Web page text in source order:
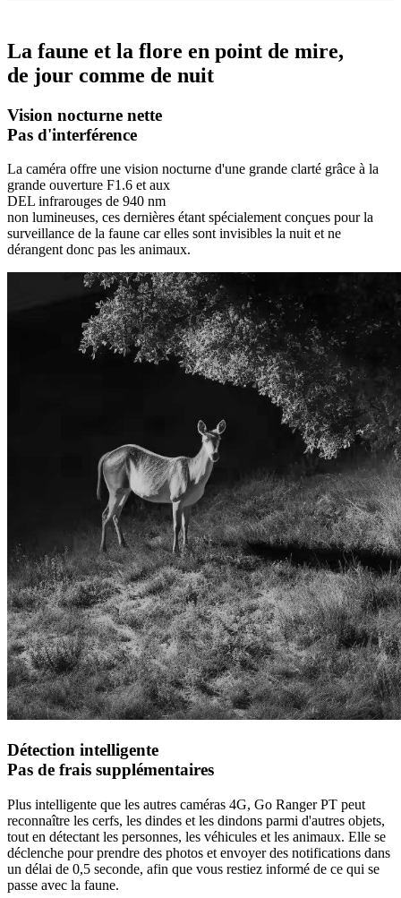
La faune et la flore en point de mire,
de jour comme de nuit
Vision nocturne nette
Pas d'interférence
La caméra offre une vision nocturne d'une grande clarté grâce à la
grande ouverture F1.6 et aux
DEL infrarouges de 940 nm
non lumineuses, ces dernières étant spécialement conçues pour la
surveillance de la faune car elles sont invisibles la nuit et ne
dérangent donc pas les animaux.
Détection intelligente
Pas de frais supplémentaires
Plus intelligente que les autres caméras 4G, Go Ranger PT peut
reconnaître les cerfs, les dindes et les dindons parmi d'autres objets,
tout en détectant les personnes, les véhicules et les animaux. Elle se
déclenche pour prendre des photos et envoyer des notifications dans
un délai de 0,5 seconde, afin que vous restiez informé de ce qui se
passe avec la faune.